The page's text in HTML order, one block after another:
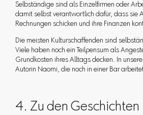
Selbständige sind als Einzelfirmen oder
damit selbst verantwortlich dafür, dass sie
Rechnungen schicken und ihre Finanzen
Die meisten Kulturschaffenden sind
Viele haben noch ein Teilpensum als
Grundkosten ihres Alltags decken. In
Autorin Naomi, die noch in einer Bar
4. Zu den Geschichten